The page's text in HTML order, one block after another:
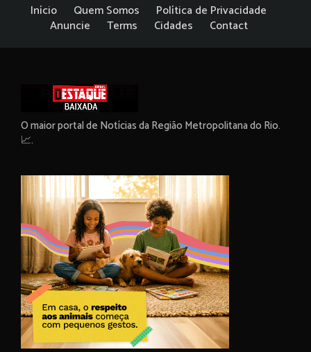
Início Quem Somos
Política de Privacidade
Anuncie
Terms Cidades Contact
O maior portal de Notícias da Região Metropolitana do Rio.
📈.